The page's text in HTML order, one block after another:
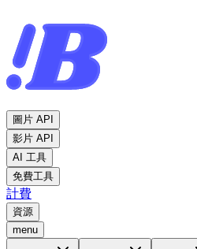
圖片 API
影片 API
AI 工具
免費工具
計費
資源
menu